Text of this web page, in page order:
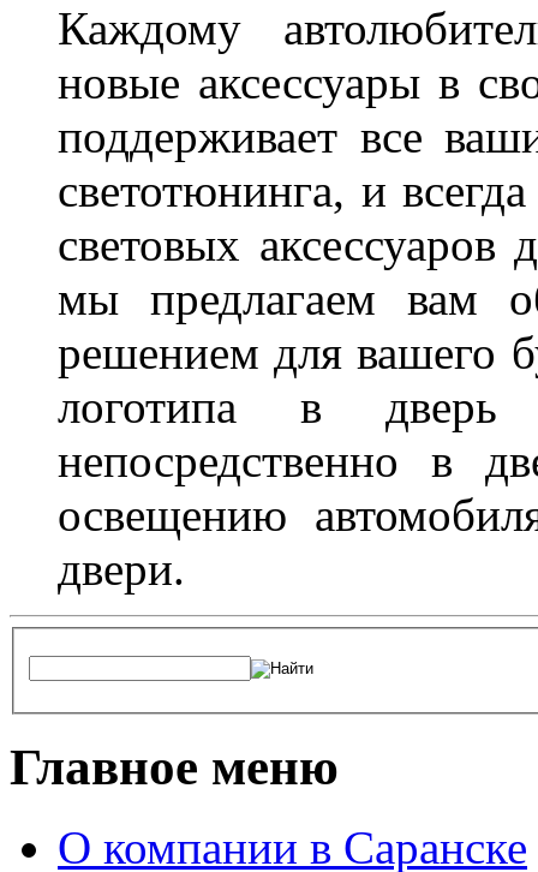
Каждому
новые аксессуары в
поддерживает все
светотюнинга, и
световых
мы предлагаем вам
решением для вашего
логотипа в дверь
непосредственно в
освещению
двери.
Главное меню
О компании в Саранске